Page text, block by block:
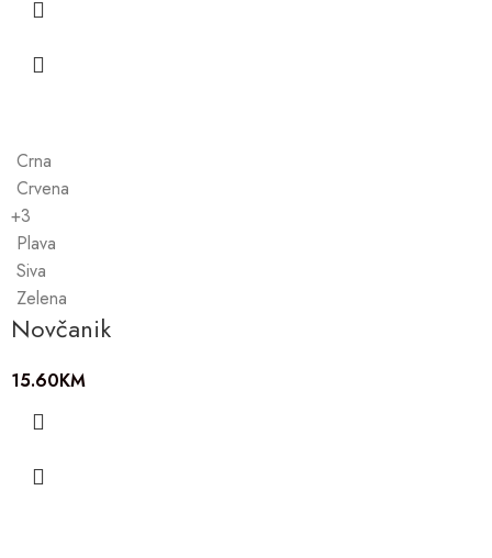
Crna
Crvena
+3
Plava
Siva
Zelena
Novčanik
15.60KM